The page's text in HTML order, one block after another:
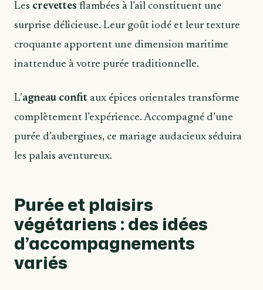
Les crevettes flambées à l’ail constituent une
surprise délicieuse. Leur goût iodé et leur texture
croquante apportent une dimension maritime
inattendue à votre purée traditionnelle.
L’agneau confit aux épices orientales transforme
complètement l’expérience. Accompagné d’une
purée d’aubergines, ce mariage audacieux séduira
les palais aventureux.
Purée et plaisirs
végétariens : des idées
d’accompagnements
variés